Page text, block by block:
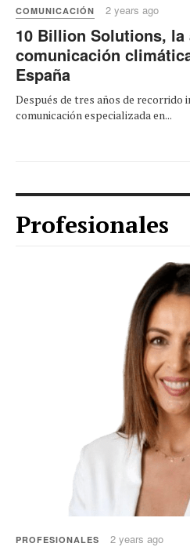
COMUNICACIÓN 2 years ago
10 Billion Solutions, la
comunicación
España
Después de tres años de recorrido
comunicación especializada en...
Profesionales
PROFESIONALES 2 years ago